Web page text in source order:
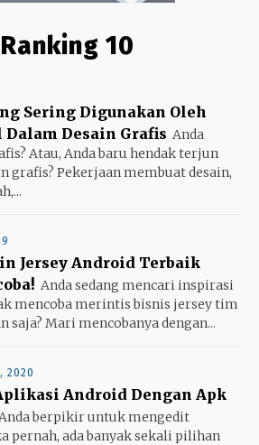
10
Sering Digunakan Oleh
Dalam Desain Grafis Anda
Atau, Anda baru hendak terjun
grafis? Pekerjaan membuat desain,
Jersey Android Terbaik
Anda sedang mencari inspirasi
mencoba merintis bisnis jersey tim
saja? Mari mencobanya dengan...
2020
Android Dengan Apk
berpikir untuk mengedit
pernah, ada banyak sekali pilihan